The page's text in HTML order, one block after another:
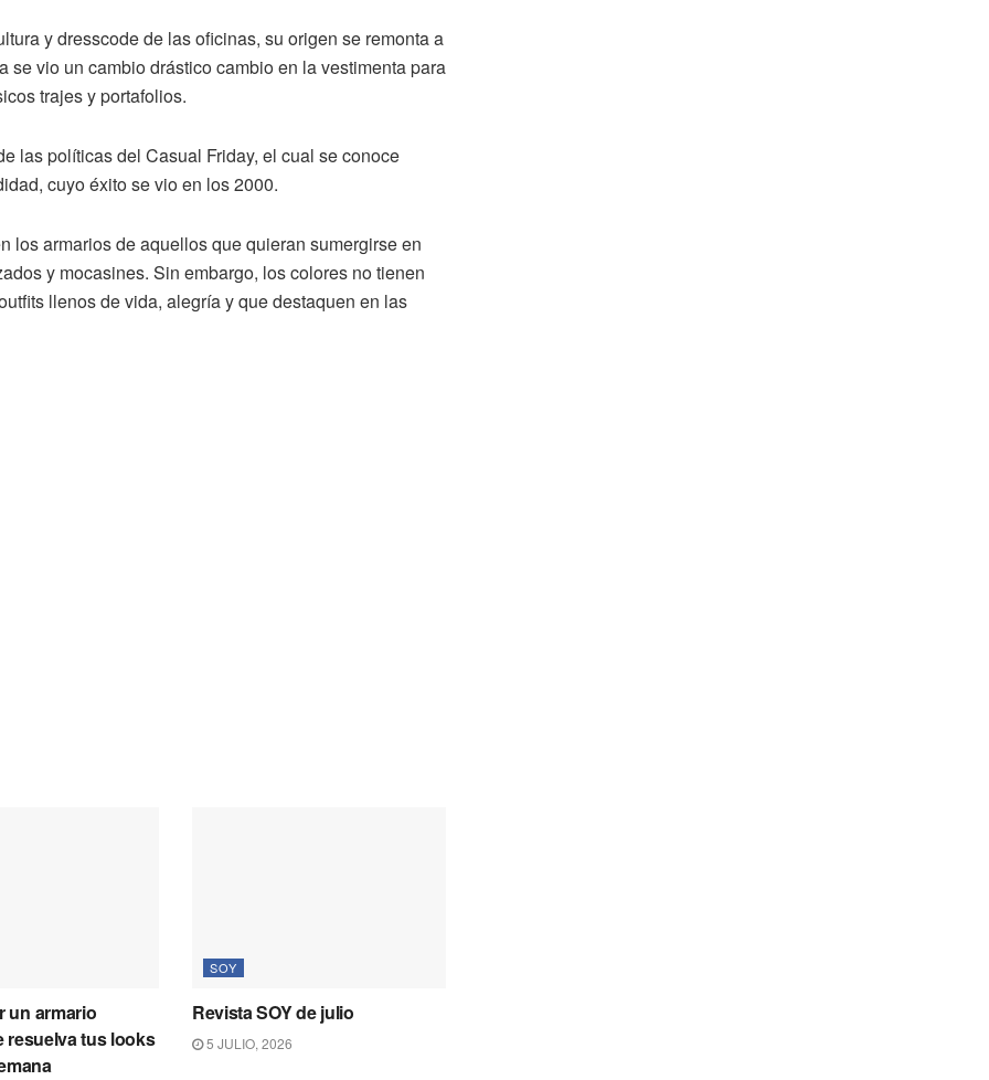
y dresscode de las oficinas, su origen se remonta a
vio un cambio drástico cambio en la vestimenta para
trajes y portafolios.
las políticas del Casual Friday, el cual se conoce
cuyo éxito se vio en los 2000.
los armarios de aquellos que quieran sumergirse en
y mocasines. Sin embargo, los colores no tienen
llenos de vida, alegría y que destaquen en las
un armario
resuelva tus looks
SOY
Revista SOY de julio
5 JULIO, 2026